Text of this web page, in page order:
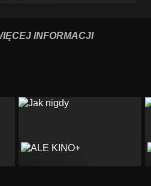
INFORMACJI